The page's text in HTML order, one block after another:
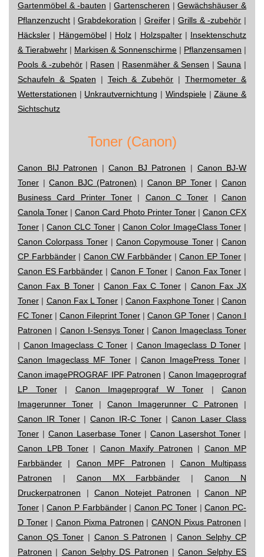
Gartenmöbel & -bauten |Gartenscheren |Gewächshäuser &
Pflanzenzucht |Grabdekoration | Greifer|Grills & -zubehör |
Häcksler | Hängemöbel| Holz | Holzspalter| Insektenschutz
& Tierabwehr | Markisen & Sonnenschirme | Pflanzensamen |
Pools & -zubehör | Rasen | Rasenmäher & Sensen |Sauna |
Schaufeln & Spaten | Teich & Zubehör |Thermometer &
Wetterstationen | Unkrautvernichtung | Windspiele|Zäune &
Sichtschutz
Toner (Canon)
Canon BIJ Patronen |Canon BJ Patronen | Canon BJ-W
Toner |Canon BJC (Patronen) | Canon BP Toner|Canon
Business Card Printer Toner | Canon C Toner |Canon
Canola Toner |Canon Card Photo Printer Toner| Canon CFX
Toner |Canon CLC Toner|Canon Color ImageClass Toner |
Canon Colorpass Toner| Canon Copymouse Toner| Canon
CP Farbbänder| Canon CW Farbbänder |Canon EP Toner |
Canon ES Farbbänder | Canon F Toner | Canon Fax Toner |
Canon Fax B Toner|Canon Fax C Toner | Canon Fax JX
Toner | Canon Fax L Toner | Canon Faxphone Toner |Canon
FC Toner | Canon Fileprint Toner | Canon GP Toner | Canon I
Patronen | Canon I-Sensys Toner|Canon Imageclass Toner
| Canon Imageclass C Toner | Canon Imageclass D Toner |
Canon Imageclass MF Toner|Canon ImagePress Toner |
Canon imagePROGRAF IPF Patronen | Canon Imageprograf
LP Toner| Canon Imageprograf W Toner | Canon
Imagerunner Toner | Canon Imagerunner C Patronen |
Canon IR Toner|Canon IR-C Toner|Canon Laser Class
Toner | Canon Laserbase Toner | Canon Lasershot Toner |
Canon LPB Toner | Canon Maxify Patronen | Canon MP
Farbbänder | Canon MPF Patronen | Canon Multipass
Patronen | Canon MX Farbbänder |Canon N
Druckerpatronen |Canon Notejet Patronen |Canon NP
Toner |Canon P Farbbänder| Canon PC Toner |Canon PC-
D Toner| Canon Pixma Patronen |CANON Pixus Patronen |
Canon QS Toner| Canon S Patronen |Canon Selphy CP
Patronen | Canon Selphy DS Patronen |Canon Selphy ES